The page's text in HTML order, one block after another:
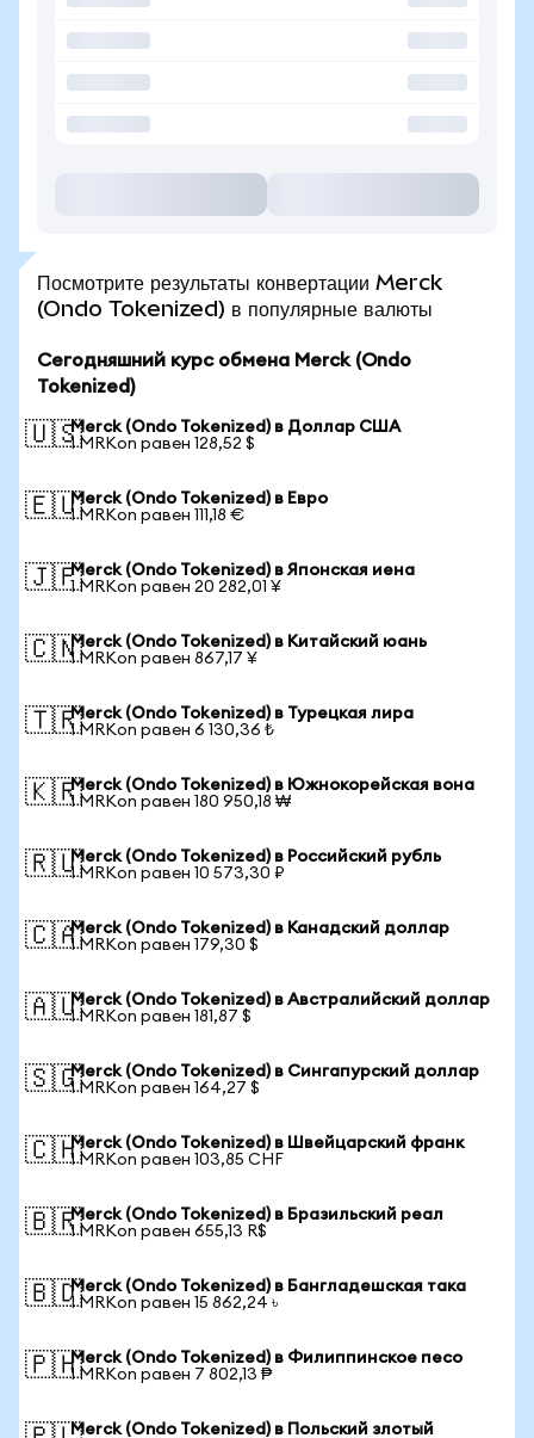
Посмотрите результаты конвертации Merck
(Ondo Tokenized) в популярные валюты
Сегодняшний курс обмена Merck (Ondo
Tokenized)
🇺🇸Merck (Ondo Tokenized) в Доллар США
1 MRKon равен 128,52 $
🇪🇺Merck (Ondo Tokenized) в Евро
1 MRKon равен 111,18 €
🇯🇵Merck (Ondo Tokenized) в Японская иена
1 MRKon равен 20 282,01 ¥
🇨🇳Merck (Ondo Tokenized) в Китайский юань
1 MRKon равен 867,17 ¥
🇹🇷Merck (Ondo Tokenized) в Турецкая лира
1 MRKon равен 6 130,36 ₺
🇰🇷Merck (Ondo Tokenized) в Южнокорейская вона
1 MRKon равен 180 950,18 ₩
🇷🇺Merck (Ondo Tokenized) в Российский рубль
1 MRKon равен 10 573,30 ₽
🇨🇦Merck (Ondo Tokenized) в Канадский доллар
1 MRKon равен 179,30 $
🇦🇺Merck (Ondo Tokenized) в Австралийский доллар
1 MRKon равен 181,87 $
🇸🇬Merck (Ondo Tokenized) в Сингапурский доллар
1 MRKon равен 164,27 $
🇨🇭Merck (Ondo Tokenized) в Швейцарский франк
1 MRKon равен 103,85 CHF
🇧🇷Merck (Ondo Tokenized) в Бразильский реал
1 MRKon равен 655,13 R$
🇧🇩Merck (Ondo Tokenized) в Бангладешская така
1 MRKon равен 15 862,24 ৳
🇵🇭Merck (Ondo Tokenized) в Филиппинское песо
1 MRKon равен 7 802,13 ₱
Merck (Ondo Tokenized) в Польский злотый